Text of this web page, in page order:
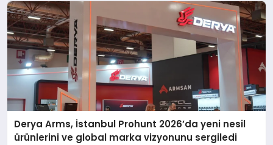
Derya Arms, İstanbul Prohunt 2026’da yeni nesil
ürünlerini ve global marka vizyonunu sergiledi